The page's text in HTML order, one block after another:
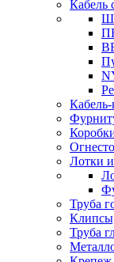
Кабель
Кабель-
Лотки
Труба
Труба